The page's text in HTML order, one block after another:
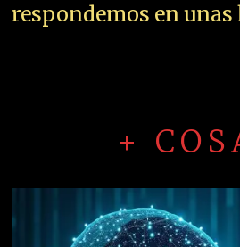
respondemos en unas
+